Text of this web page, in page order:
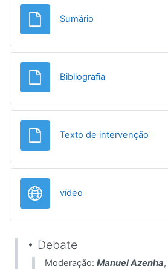
Sumário
BibliografiaFicheiro
Texto de intervenção
vídeo
• Debate
Moderação: Manuel Azenha,